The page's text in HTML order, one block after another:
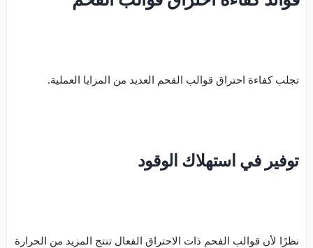
تجلب كفاءة احتراق قوالب الفحم العديد من المزايا العملية.
توفير في استهلاك الوقود
نظرًا لأن قوالب الفحم ذات الاحتراق الفعال تنتج المزيد من الحرارة